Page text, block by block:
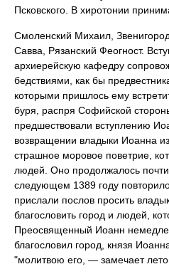
Псковского. В хиротонии
Смоленский Михаил,
Савва, Рязанский Феогност.
архиерейскую кафедру
бедствиями, как бы
которыми пришлось ему
буря, распря Софийской
предшествовали вступлению
возвращении владыки Иоанна
страшное моровое поветрие,
людей. Оно продолжалось
следующем 1389 году
прислали послов просить
благословить город и людей,
Преосвященный Иоанн
благословил город, князя
"молитвою его, — замечает